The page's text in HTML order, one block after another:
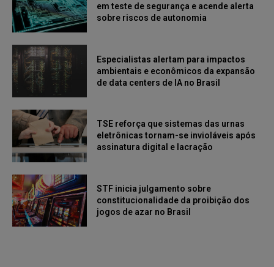
em teste de segurança e acende alerta
sobre riscos de autonomia
Especialistas alertam para impactos
ambientais e econômicos da expansão
de data centers de IA no Brasil
TSE reforça que sistemas das urnas
eletrônicas tornam-se invioláveis após
assinatura digital e lacração
STF inicia julgamento sobre
constitucionalidade da proibição dos
jogos de azar no Brasil